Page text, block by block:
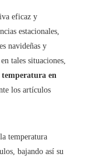
eficaz y
estacionales,
navideñas y
tales situaciones,
temperatura en
los artículos
temperatura
bajando así su